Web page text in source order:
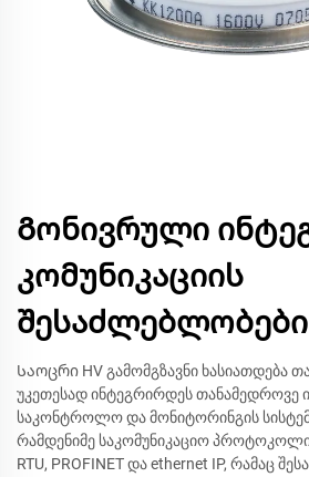
Გონივრული
კომუნიკაციის
შესაძლებლობები
Საოცრი HV გამომგზავნი ხასიათდება
უკეთესად ინტეგრირდეს თანამედროვე
საკონტროლო და მონიტორინგის
რამდენიმე საკომუნიკაციო
RTU, PROFINET და ethernet IP, რამაც